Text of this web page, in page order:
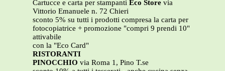
Cartucce e carta per stampanti Eco Store via
Vittorio Emanuele n. 72 Chieri
sconto 5% su tutti i prodotti compresa la carta per
fotocopiatrice + promozione "compri 9 prendi 10"
attivabile
con la "Eco Card"
RISTORANTI
PINOCCHIO via Roma 1, Pino T.se